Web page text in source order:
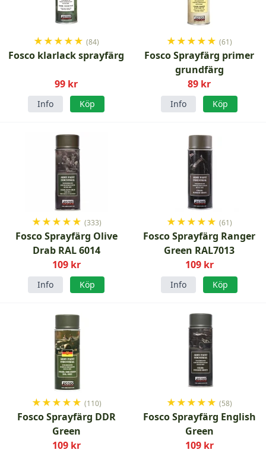
★★★★★ (84)
Fosco klarlack sprayfärg
99 kr
Info Köp
★★★★★ (61)
Fosco Sprayfärg primer
grundfärg
89 kr
Info Köp
★★★★★ (333)
Fosco Sprayfärg Olive
Drab RAL 6014
109 kr
Info Köp
★★★★★ (61)
Fosco Sprayfärg Ranger
Green RAL7013
109 kr
Info Köp
★★★★★ (110)
Fosco Sprayfärg DDR
Green
109 kr
★★★★★ (58)
Fosco Sprayfärg English
Green
109 kr